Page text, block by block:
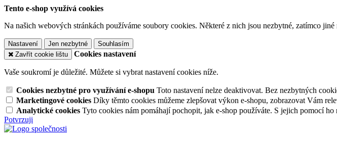
Tento e-shop využívá cookies
Na našich webových stránkách používáme soubory cookies. Některé z nich jsou nezbytné, zatímco
Nastavení Jen nezbytné
Souhlasím
Zavřít cookie lištu
Cookies nastavení
Vaše soukromí je důležité. Můžete si vybrat nastavení cookies níže.
Cookies nezbytné pro využívání e-shopu Toto nastavení nelze deaktivovat. Bez nezbytných
Marketingové cookies Díky těmto cookies můžeme zlepšovat výkon e-shopu, zobrazovat Vám
Analytické cookies Tyto cookies nám pomáhají pochopit, jak e-shop používáte. S jejich pomocí ho
Potvrzuji